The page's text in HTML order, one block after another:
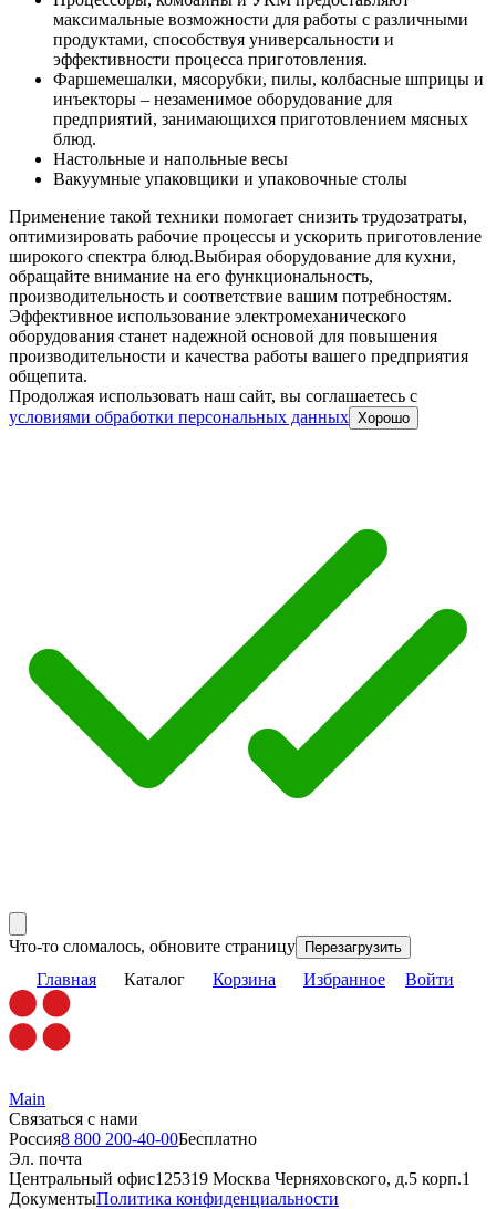
максимальные возможности для работы с различными
продуктами, способствуя универсальности и
эффективности процесса приготовления.
Фаршемешалки, мясорубки, пилы, колбасные шприцы и
инъекторы – незаменимое оборудование для
предприятий, занимающихся приготовлением мясных
блюд.
Настольные и напольные весы
Вакуумные упаковщики и упаковочные столы
Применение такой техники помогает снизить трудозатраты,
оптимизировать рабочие процессы и ускорить приготовление
широкого спектра блюд.Выбирая оборудование для кухни,
обращайте внимание на его функциональность,
производительность и соответствие вашим потребностям.
Эффективное использование электромеханического
оборудования станет надежной основой для повышения
производительности и качества работы вашего предприятия
общепита.
Продолжая использовать наш сайт, вы соглашаетесь c
условиями обработки персональных данных Хорошо
Что-то сломалось, обновите страницу Перезагрузить
Главная Каталог Корзина Избранное Войти
Main
Связаться с нами
Россия8 800 200-40-00Бесплатно
Эл. почта
Центральный офис125319 Москва Черняховского, д.5 корп.1
ДокументыПолитика конфиденциальности